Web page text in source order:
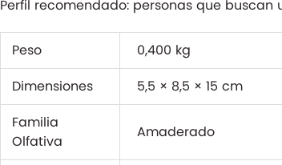
Perfil recomendado: personas que
Peso
0,400 kg
Dimensiones
5,5 × 8,5 × 15 cm
Familia
Olfativa
Amaderado